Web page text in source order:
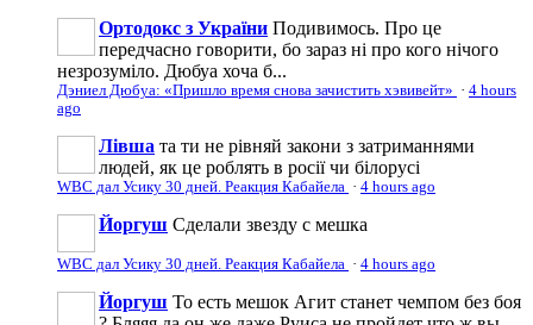
Ортодокс з України Подивимось. Про це
передчасно говорити, бо зараз ні про кого нічого
незрозуміло. Дюбуа хоча б...
Дэниел Дюбуа: «Пришло время снова зачистить хэвивейт» · 4 hours
ago
Лівша та ти не рівняй закони з затриманнями
людей, як це роблять в росії чи білорусі
WBC дал Усику 30 дней. Реакция Кабайела · 4 hours ago
Йоргуш Сделали звезду с мешка
WBC дал Усику 30 дней. Реакция Кабайела · 4 hours ago
Йоргуш То есть мешок Агит станет чемпом без боя